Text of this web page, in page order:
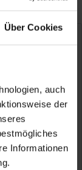
Über Cookies
auch
der
Informationen